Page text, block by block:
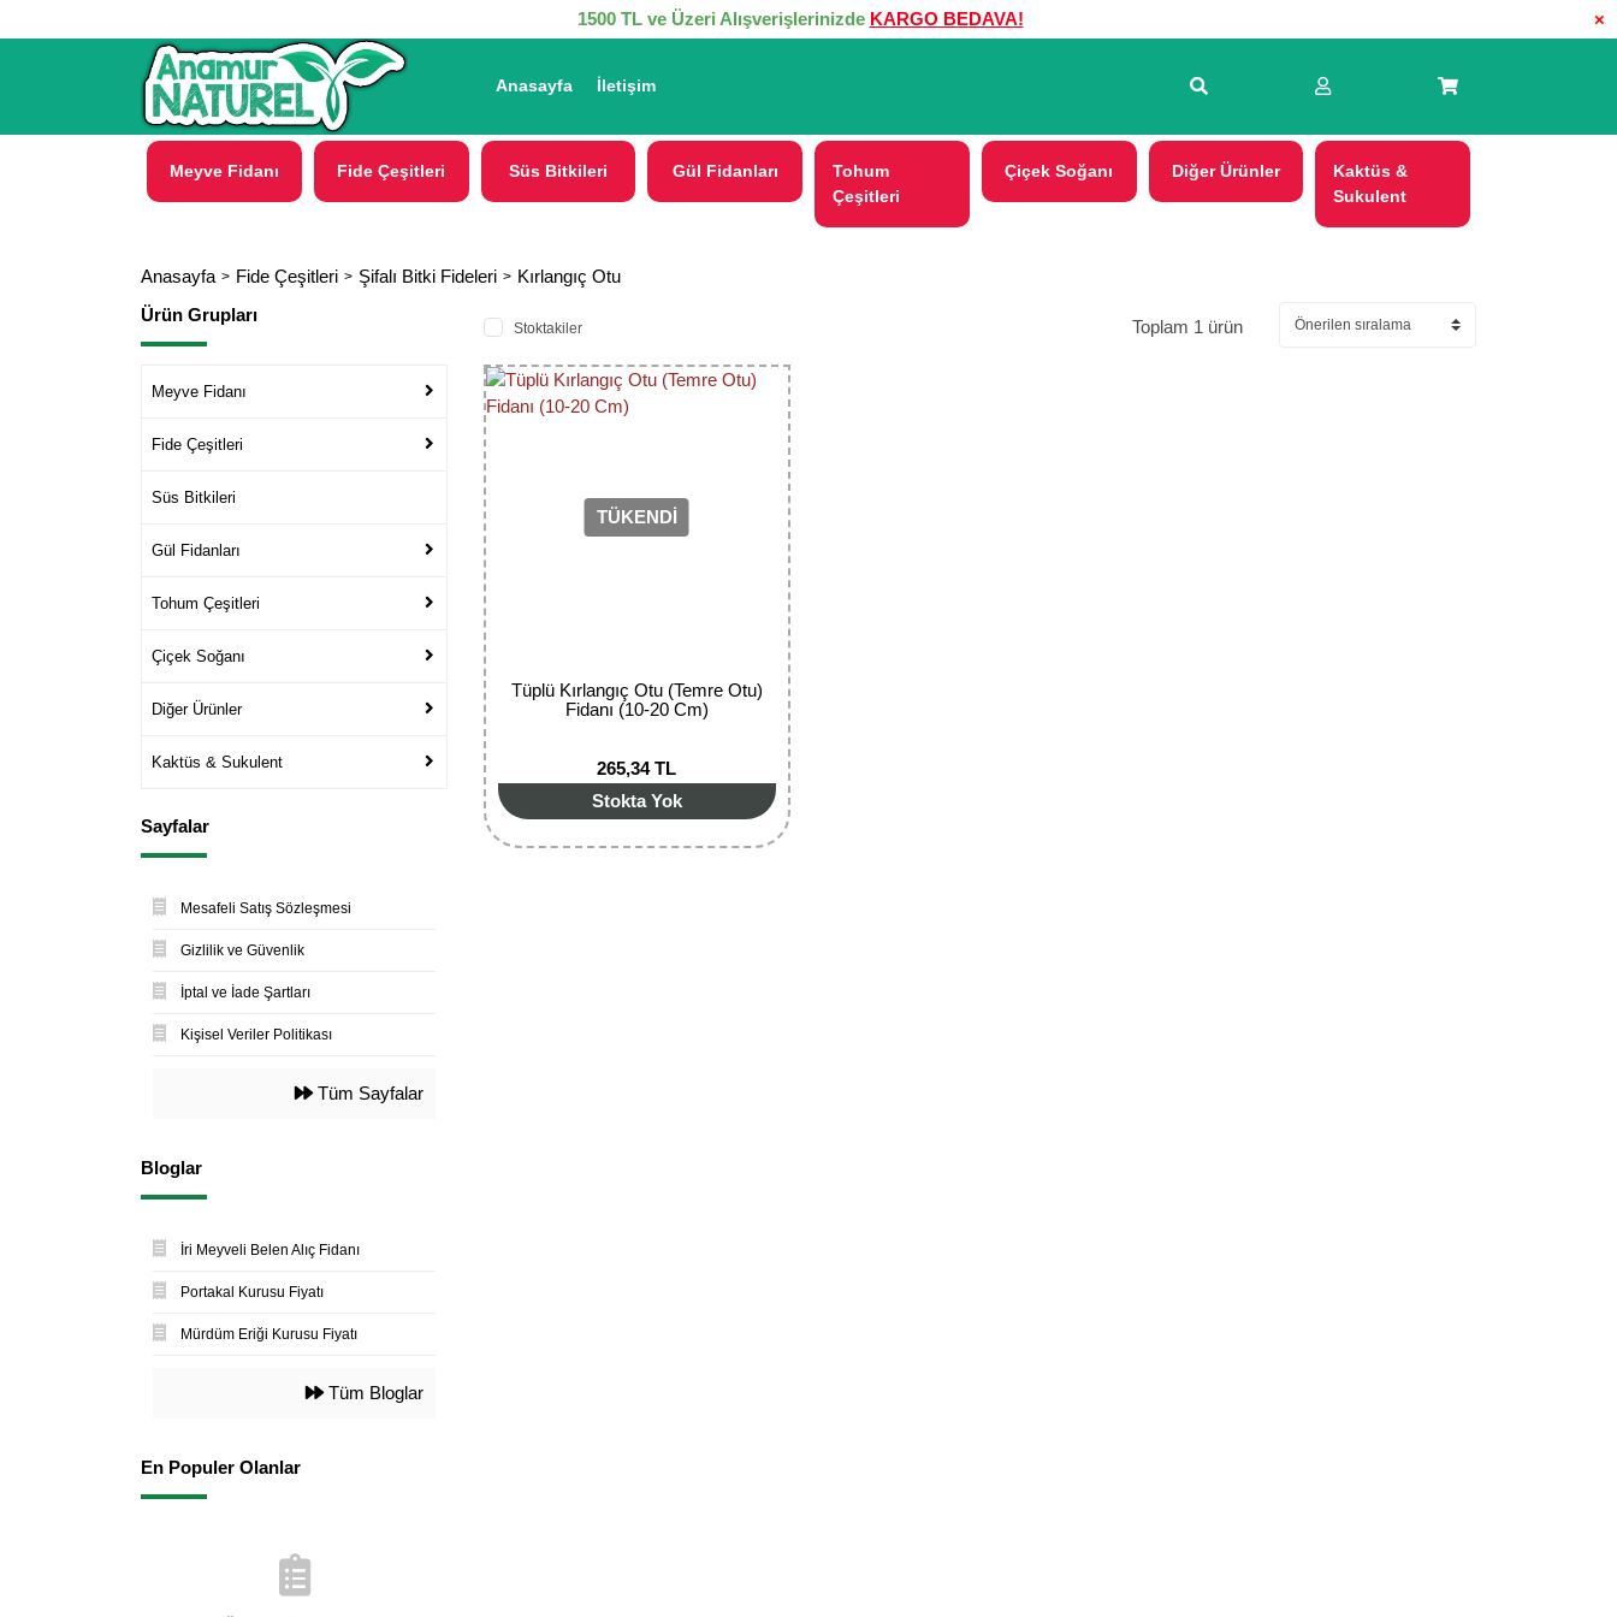
×
1500 TL ve Üzeri Alışverişlerinizde KARGO BEDAVA!
Anasayfa İletişim
Meyve Fidanı Fide Çeşitleri Süs Bitkileri Gül Fidanları
Tohum
Çeşitleri
Çiçek Soğanı Diğer Ürünler
Kaktüs &
Sukulent
Anasayfa Fide Çeşitleri Şifalı Bitki Fideleri
Kırlangıç Otu
Ürün Grupları
Meyve Fidanı
Fide Çeşitleri
Süs Bitkileri
Gül Fidanları
Tohum Çeşitleri
Çiçek Soğanı
Diğer Ürünler
Kaktüs & Sukulent
Sayfalar
Mesafeli Satış Sözleşmesi
Gizlilik ve Güvenlik
İptal ve İade Şartları
Kişisel Veriler Politikası
Tüm Sayfalar
Bloglar
İri Meyveli Belen Alıç Fidanı
Portakal Kurusu Fiyatı
Mürdüm Eriği Kurusu Fiyatı
Tüm Bloglar
En Populer Olanlar
Stoktakiler Toplam 1 ürün
TÜKENDİ
Tüplü Kırlangıç Otu (Temre Otu)
Fidanı (10-20 Cm)
265,34 TL
Stokta Yok